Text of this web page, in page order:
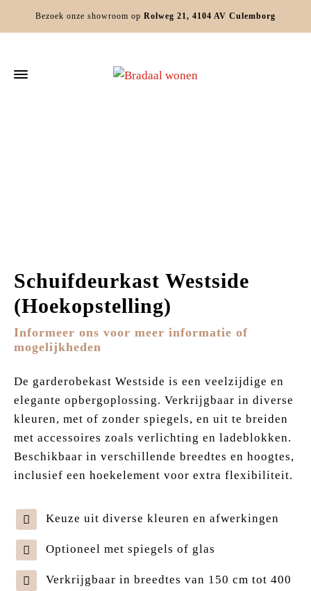
Bezoek onze showroom op Rolweg 21, 4104 AV Culemborg
Schuifdeurkast Westside
(Hoekopstelling)
Informeer ons voor meer informatie of
mogelijkheden
De garderobekast Westside is een veelzijdige en
elegante opbergoplossing. Verkrijgbaar in diverse
kleuren, met of zonder spiegels, en uit te breiden
met accessoires zoals verlichting en ladeblokken.
Beschikbaar in verschillende breedtes en hoogtes,
inclusief een hoekelement voor extra flexibiliteit.
Keuze uit diverse kleuren en afwerkingen
Optioneel met spiegels of glas
Verkrijgbaar in breedtes van 150 cm tot 400